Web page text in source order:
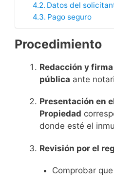
Datos del
Pago seguro
Procedimiento
Redacción y
pública ante
Presentación en
Propiedad
donde esté el
Revisión por el
Comprobar